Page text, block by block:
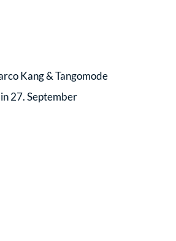
Kang & Tangomode
27. September